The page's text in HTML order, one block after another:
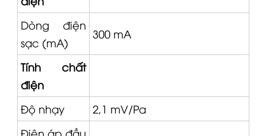
Dòng điện
sạc (mA)
Tính chất
điện
Độ nhạy
2,1 mV/Pa
Điện áp đầu